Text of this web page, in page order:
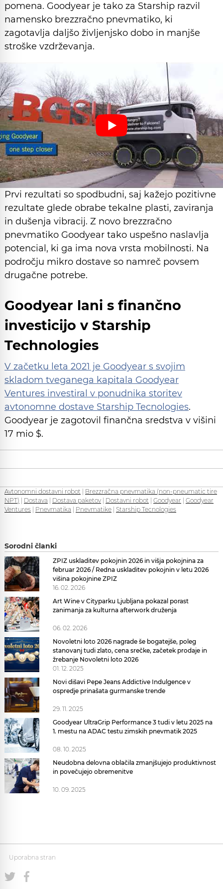
pomena. Goodyear je tako za Starship razvil
namensko brezzračno pnevmatiko, ki
zagotavlja daljšo življenjsko dobo in manjše
stroške vzdrževanja.
Prvi rezultati so spodbudni, saj kažejo pozitivne
rezultate glede obrabe tekalne plasti, zaviranja
in dušenja vibracij. Z novo brezzračno
pnevmatiko Goodyear tako uspešno naslavlja
potencial, ki ga ima nova vrsta mobilnosti. Na
področju mikro dostave so namreč povsem
drugačne potrebe.
Goodyear lani s finančno
investicijo v Starship
Technologies
V začetku leta 2021 je Goodyear s svojim
skladom tveganega kapitala Goodyear
Ventures investiral v ponudnika storitev
avtonomne dostave Starship Tecnologies.
Goodyear je zagotovil finančna sredstva v višini
17 mio $.
Avtonomni dostavni robot
Brezzračna pnevmatika (non-pneumatic tire
NPT)
Dostava Dostava paketov Dostavni robot Goodyear
Goodyear
Ventures
Pnevmatika Pnevmatike Starship Tecnologies
Sorodni članki
ZPIZ uskladitev pokojnin 2026 in višja pokojnina za
februar 2026 / Redna uskladitev pokojnin v letu 2026
višina pokojnine ZPIZ
16. 02. 2026
Art Wine v Cityparku Ljubljana pokazal porast
zanimanja za kulturna afterwork druženja
06. 02. 2026
Novoletni loto 2026 nagrade še bogatejše, poleg
stanovanj tudi zlato, cena srečke, začetek prodaje in
žrebanje Novoletni loto 2026
01. 12. 2025
Novi dišavi Pepe Jeans Addictive Indulgence v
ospredje prinašata gurmanske trende
29. 11. 2025
Goodyear UltraGrip Performance 3 tudi v letu 2025 na
1. mestu na ADAC testu zimskih pnevmatik 2025
08. 10. 2025
Neudobna delovna oblačila zmanjšujejo produktivnost
in povečujejo obremenitve
10. 09. 2025
Uporabna stran